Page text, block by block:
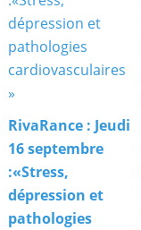
RivaRance : Jeudi
16 septembre
:«Stress,
dépression et
pathologies